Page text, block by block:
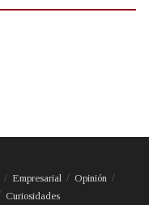
Empresarial
Opinión
Curiosidades